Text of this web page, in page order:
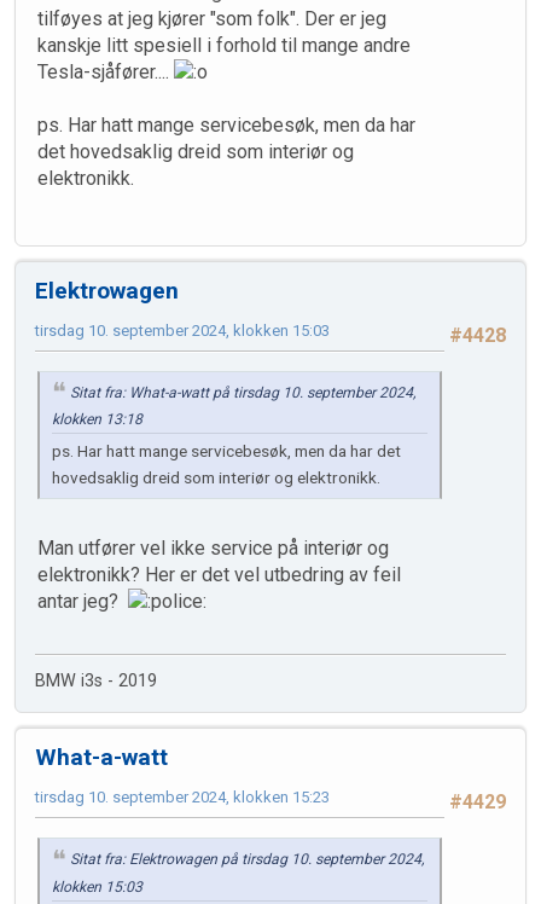
tilføyes at jeg kjører "som folk". Der er jeg
kanskje litt spesiell i forhold til mange andre
Tesla-sjåfører....
ps. Har hatt mange servicebesøk, men da har
det hovedsaklig dreid som interiør og
elektronikk.
Elektrowagen
#4428
tirsdag 10. september 2024, klokken 15:03
Sitat fra: What-a-watt på tirsdag 10. september 2024,
klokken 13:18
ps. Har hatt mange servicebesøk, men da har det
hovedsaklig dreid som interiør og elektronikk.
Man utfører vel ikke service på interiør og
elektronikk? Her er det vel utbedring av feil
antar jeg?
BMW i3s - 2019
What-a-watt
#4429
tirsdag 10. september 2024, klokken 15:23
Sitat fra: Elektrowagen på tirsdag 10. september 2024,
klokken 15:03